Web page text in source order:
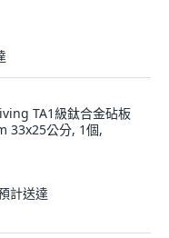
TA1級鈦合金砧板
33x25公分, 1個,
計送達